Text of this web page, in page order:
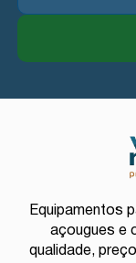
Equipamentos
açougues e
qualidade,